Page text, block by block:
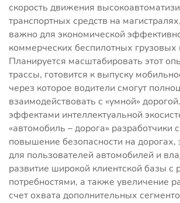
скорость движения
транспортных средств на
важно для экономической
коммерческих беспилотных грузовых
Планируется масштабировать этот
трассы, готовится к выпуску
через которое водители смогут
взаимодействовать с «умной»
эффектами интеллектуальной
«автомобиль – дорога» разработчики
повышение безопасности на дорогах,
для пользователей автомобилей и
развитие широкой клиентской базы с
потребностями, а также увеличение
счет охвата дополнительных